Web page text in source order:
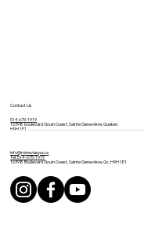
Contact Us
514 675-1919
16398 boulevard Gouin Ouest, Sainte Geneviève, Quebec
H9H 1E1
info@mineviaspa.ca
Tel: 514-675-1919
16398 Boulevard Gouin Ouest, Sainte Geneviève, Qc, H9H 1E1